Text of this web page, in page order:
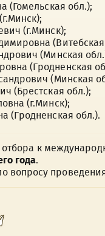
(Гомельская обл.);
(г.Минск);
(Минская
(Гродненская
(Минская
(Брестская обл.);
(г.Минск);
(Гродненская обл.).
к
года.